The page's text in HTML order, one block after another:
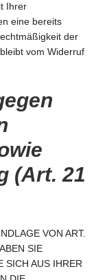
Ihrer
eine bereits
der
vom Widerruf
(Art. 21
VON ART.
SIE
SICH AUS IHRER